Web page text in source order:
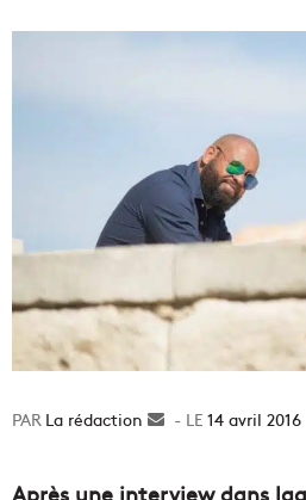
La rédaction
Envoyer14 avril 2016
Après une interview dans